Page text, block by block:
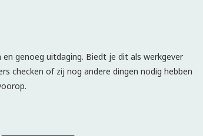
genoeg uitdaging. Biedt je dit als werkgever
checken of zij nog andere dingen nodig hebben